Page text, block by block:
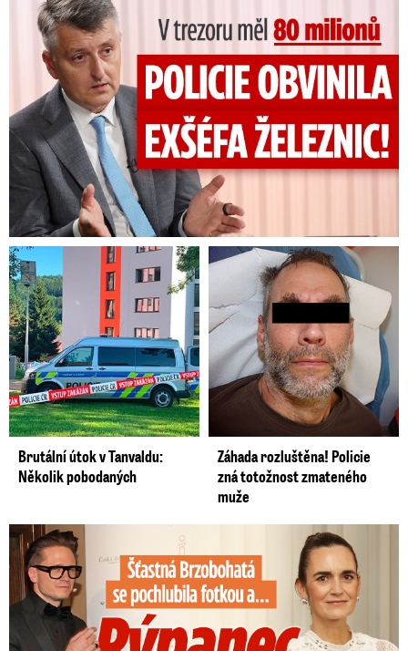
Brutální útok v Tanvaldu:
Několik pobodaných
Záhada rozluštěna! Policie
zná totožnost zmateného
muže
Šťastná Brzobohatá se pochlubila fotkou: Rýpanec od Ondřeje